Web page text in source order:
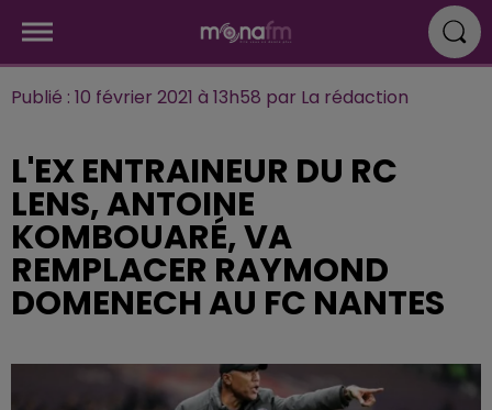
Publié : 10 février 2021 à 13h58 par La rédaction
L'EX ENTRAINEUR DU RC
LENS, ANTOINE
KOMBOUARÉ, VA
REMPLACER RAYMOND
DOMENECH AU FC NANTES